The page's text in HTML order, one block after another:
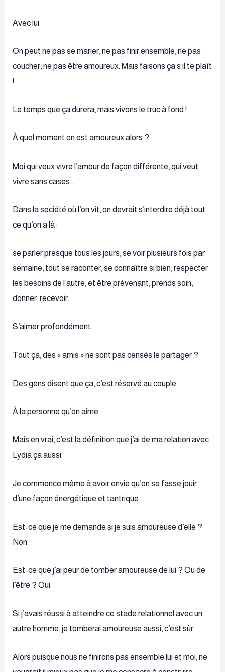
Avec lui.
On peut ne pas se marier, ne pas finir ensemble, ne pas
coucher, ne pas être amoureux. Mais faisons ça s’il te plaît
!
Le temps que ça durera, mais vivons le truc à fond !
À quel moment on est amoureux alors ?
Moi qui veux vivre l’amour de façon différente, qui veut
vivre sans cases…
Dans la société où l’on vit, on devrait s’interdire déjà tout
ce qu’on a là :
se parler presque tous les jours, se voir plusieurs fois par
semaine, tout se raconter, se connaître si bien, respecter
les besoins de l’autre, et être prévenant, prends soin,
donner, recevoir.
S’aimer profondément.
Tout ça, des « amis » ne sont pas censés le partager ?
Des gens disent que ça, c’est réservé au couple.
À la personne qu’on aime.
Mais en vrai, c’est la définition que j’ai de ma relation avec
Lydia ça aussi.
Je commence même à avoir envie qu’on se fasse jouir
d’une façon énergétique et tantrique.
Est-ce que je me demande si je suis amoureuse d’elle ?
Non.
Est-ce que j’ai peur de tomber amoureuse de lui ? Ou de
l’être ? Oui.
Si j’avais réussi à atteindre ce stade relationnel avec un
autre homme, je tomberai amoureuse aussi, c’est sûr.
Alors puisque nous ne finirons pas ensemble lui et moi, ne